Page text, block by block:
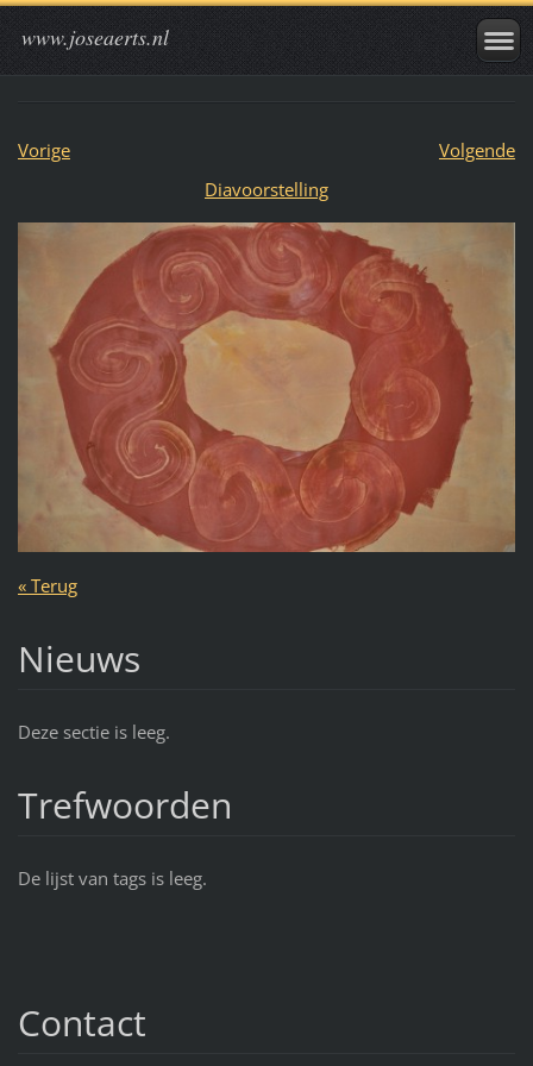
www.joseaerts.nl
Vorige
Volgende
Diavoorstelling
« Terug
Nieuws
Deze sectie is leeg.
Trefwoorden
De lijst van tags is leeg.
Contact